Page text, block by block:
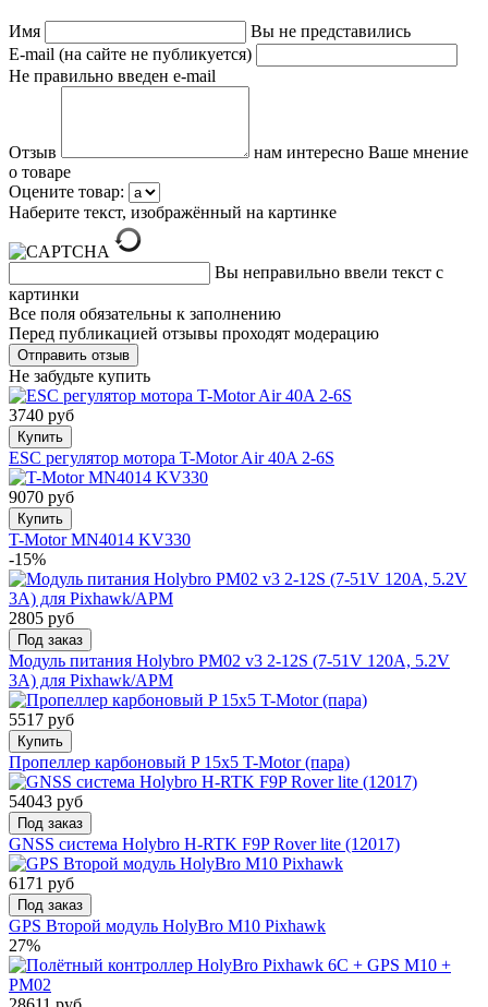
Имя
Вы не представились
E-mail (на сайте не публикуется)
Не правильно введен e-mail
Отзыв
нам интересно Ваше мнение
о товаре
Оцените товар:
Наберите текст, изображённый на картинке
Вы неправильно ввели текст с
картинки
Все поля обязательны к заполнению
Перед публикацией отзывы проходят модерацию
Не забудьте купить
3740 руб
Купить
ESC регулятор мотора T-Motor Air 40A 2-6S
9070 руб
Купить
T-Motor MN4014 KV330
-15%
2805 руб
Под заказ
Модуль питания Holybro PM02 v3 2-12S (7-51V 120A, 5.2V
3A) для Pixhawk/APM
5517 руб
Купить
Пропеллер карбоновый P 15x5 T-Motor (пара)
54043 руб
Под заказ
GNSS система Holybro H-RTK F9P Rover lite (12017)
6171 руб
Под заказ
GPS Второй модуль HolyBro M10 Pixhawk
27%